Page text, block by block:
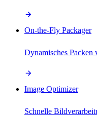
On-the-Fly Packager
Dynamisches
Image Optimizer
Schnelle